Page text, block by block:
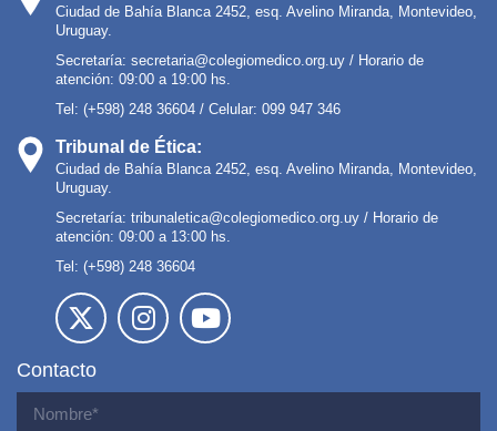
Ciudad de Bahía Blanca 2452, esq. Avelino Miranda, Montevideo,
Uruguay.
Secretaría: secretaria@colegiomedico.org.uy / Horario de
atención: 09:00 a 19:00 hs.
Tel: (+598) 248 36604 / Celular: 099 947 346
Tribunal de Ética:
Ciudad de Bahía Blanca 2452, esq. Avelino Miranda, Montevideo,
Uruguay.
Secretaría: tribunaletica@colegiomedico.org.uy / Horario de
atención: 09:00 a 13:00 hs.
Tel: (+598) 248 36604
Contacto